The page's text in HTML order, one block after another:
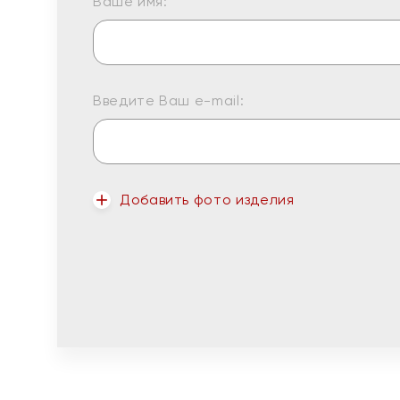
Введите Ваш e-mail:
Добавить фото изделия